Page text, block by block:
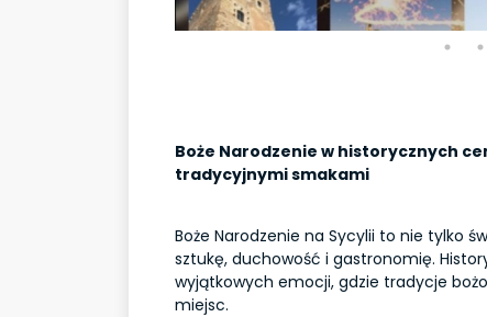
Boże Narodzenie w historycznych
tradycyjnymi smakami
Boże Narodzenie na Sycylii to nie tylko
sztukę, duchowość i gastronomię.
wyjątkowych emocji, gdzie tradycje
miejsc.